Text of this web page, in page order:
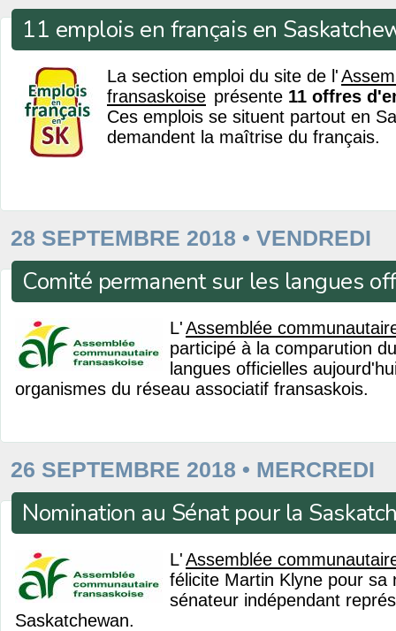
11 emplois en français en
La section emploi du site de l'
fransaskoise présente 11 offres
Ces emplois se situent partout en
demandent la maîtrise du français.
28 SEPTEMBRE 2018 • VENDREDI
Comité permanent sur les langues
L'Assemblée
participé à la comparution
langues officielles
organismes du réseau associatif fransaskois.
26 SEPTEMBRE 2018 • MERCREDI
Nomination au Sénat pour la
L'Assemblée
félicite Martin Klyne pour sa
sénateur indépendant
Saskatchewan.